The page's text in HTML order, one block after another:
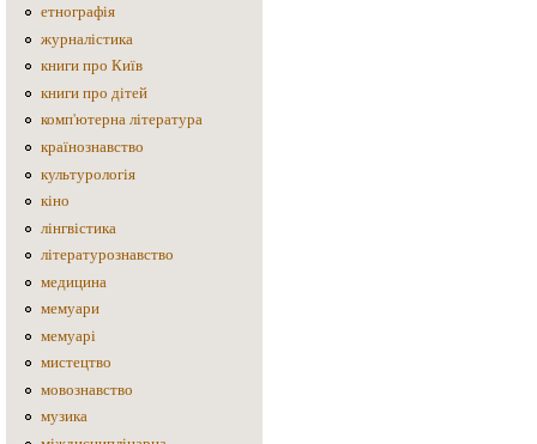
етнографія
журналістика
книги про Київ
книги про дітей
комп'ютерна література
країнознавство
культурологія
кіно
лінгвістика
літературознавство
медицина
мемуари
мемуарі
мистецтво
мовознавство
музика